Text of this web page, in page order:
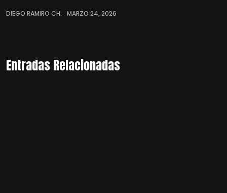
DIEGO RAMIRO CH. MARZO 24, 2026
Entradas Relacionadas